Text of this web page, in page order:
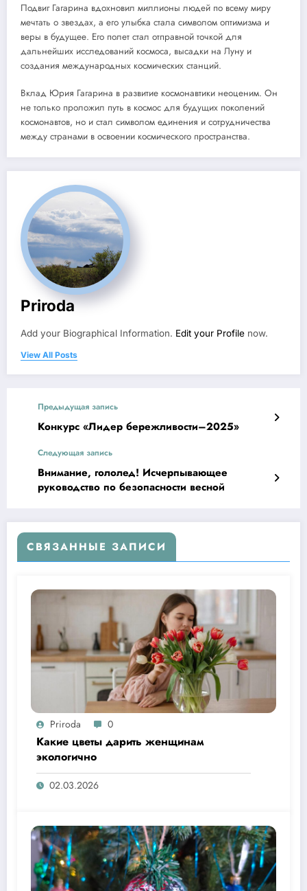
Подвиг Гагарина вдохновил миллионы людей по всему миру
мечтать о звездах, а его улыбка стала символом оптимизма и
веры в будущее. Его полет стал отправной точкой для
дальнейших исследований космоса, высадки на Луну и
создания международных космических станций.
Вклад Юрия Гагарина в развитие космонавтики неоценим. Он
не только проложил путь в космос для будущих поколений
космонавтов, но и стал символом единения и сотрудничества
между странами в освоении космического пространства.
Priroda
Add your Biographical Information. Edit your Profile now.
View All Posts
Предыдущая запись
Конкурс «Лидер бережливости–2025»
Следующая запись
Внимание, гололед! Исчерпывающее
руководство по безопасности весной
СВЯЗАННЫЕ ЗАПИСИ
Priroda 0
Какие цветы дарить женщинам
экологично
02.03.2026